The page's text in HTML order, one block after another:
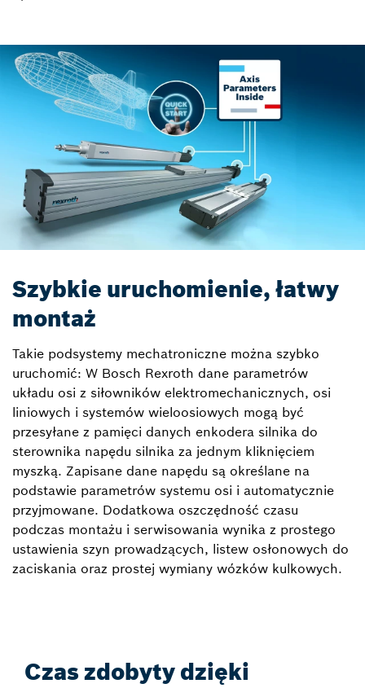
Szybkie uruchomienie, łatwy
montaż
Takie podsystemy mechatroniczne można szybko
uruchomić: W Bosch Rexroth dane parametrów
układu osi z siłowników elektromechanicznych, osi
liniowych i systemów wieloosiowych mogą być
przesyłane z pamięci danych enkodera silnika do
sterownika napędu silnika za jednym kliknięciem
myszką. Zapisane dane napędu są określane na
podstawie parametrów systemu osi i automatycznie
przyjmowane. Dodatkowa oszczędność czasu
podczas montażu i serwisowania wynika z prostego
ustawienia szyn prowadzących, listew osłonowych do
zaciskania oraz prostej wymiany wózków kulkowych.
Czas zdobyty dzięki